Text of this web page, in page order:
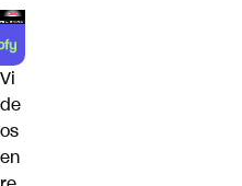
Vi
de
os
en